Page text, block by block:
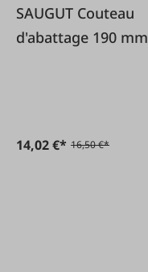
SAUGUT Couteau
d'abattage 190 mm
14,02 €* 16,50 €*